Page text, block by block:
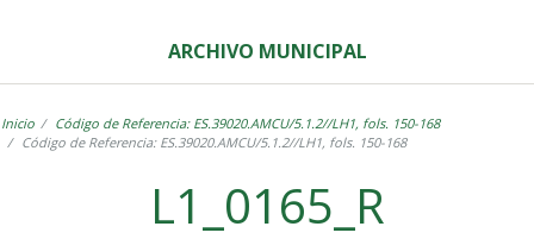
ARCHIVO MUNICIPAL
Inicio
Código de Referencia: ES.39020.AMCU/5.1.2//LH1, fols. 150-168
Código de Referencia: ES.39020.AMCU/5.1.2//LH1, fols. 150-168
L1_0165_R